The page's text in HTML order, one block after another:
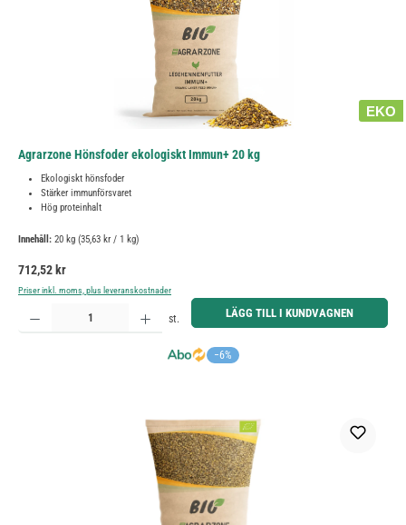
EKO
Agrarzone Hönsfoder ekologiskt Immun+ 20 kg
Ekologiskt hönsfoder
Stärker immunförsvaret
Hög proteinhalt
Innehåll: 20 kg (35,63 kr / 1 kg)
Ordinarie pris:
712,52 kr
Priser inkl. moms, plus leveranskostnader
−6%
Produktkvantitet: Ange önskat belopp eller använd knapparna för att öka eller minska kvantiteten.
st. LÄGG TILL I KUNDVAGNEN